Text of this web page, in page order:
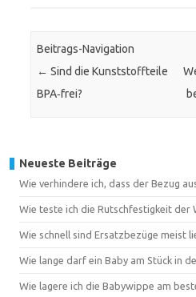
Beitrags-Navigation
← Sind die Kunststoffteile
BPA‑frei?
Neueste Beiträge
Wie verhindere ich, dass der Bezug
Wie teste ich die Rutschfestigkeit der
Wie schnell sind Ersatzbezüge meist
Wie lange darf ein Baby am Stück in
Wie lagere ich die Babywippe am